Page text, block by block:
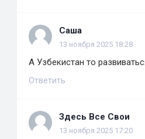
Саша
13 ноября 2025 18:28
А Узбекистан то
Ответить
Здесь Все Свои
13 ноября 2025 17:20